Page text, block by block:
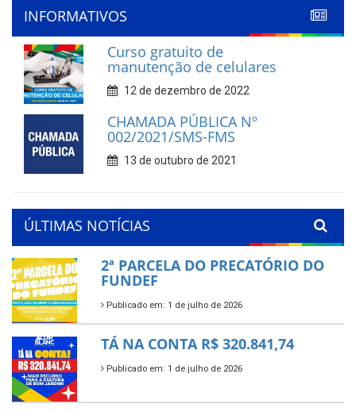
INFORMATIVOS
Curso gratuito de
manutenção de celulares
12 de dezembro de 2022
CHAMADA PÚBLICA Nº
002/2021/SMS-FMS
13 de outubro de 2021
ÚLTIMAS NOTÍCIAS
2ª PARCELA DO PRECATÓRIO DO
FUNDEF
Publicado em: 1 de julho de 2026
TÁ NA CONTA R$ 320.841,74
Publicado em: 1 de julho de 2026